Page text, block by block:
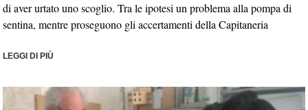
di aver urtato uno scoglio. Tra le ipotesi un problema alla pompa di
sentina, mentre proseguono gli accertamenti della Capitaneria
LEGGI DI PIÙ